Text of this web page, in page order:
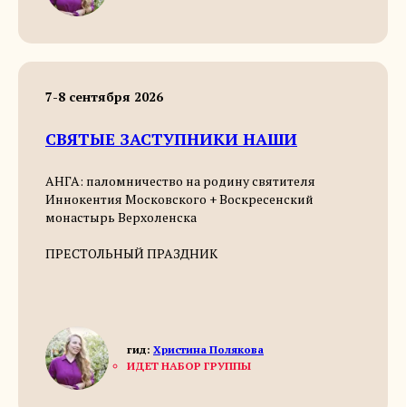
7-8 сентября 2026
СВЯТЫЕ ЗАСТУПНИКИ НАШИ
АНГА: паломничество на родину святителя
Иннокентия Московского + Воскресенский
монастырь Верхоленска
ПРЕСТОЛЬНЫЙ ПРАЗДНИК
гид: Христина Полякова
ИДЕТ НАБОР ГРУППЫ